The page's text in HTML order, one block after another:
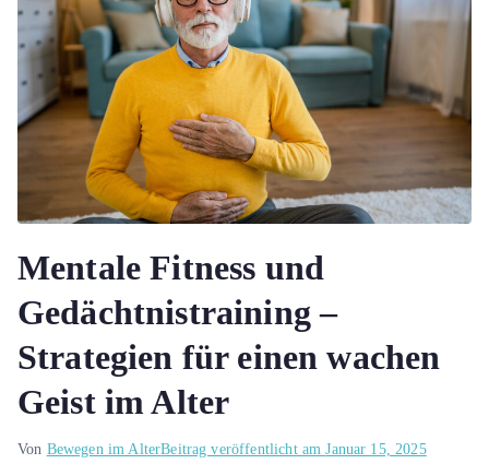
Mentale Fitness und
Gedächtnistraining –
Strategien für einen wachen
Geist im Alter
Von Bewegen im AlterBeitrag veröffentlicht amJanuar 15, 2025